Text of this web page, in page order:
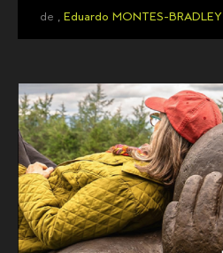
de , Eduardo MONTES-BRADLEY